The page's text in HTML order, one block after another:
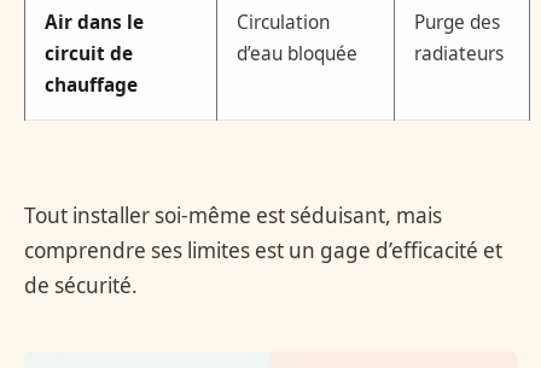
Air dans le
circuit de
chauffage
Circulation
d’eau bloquée
Purge des
radiateurs
Tout installer soi-même est séduisant, mais
comprendre ses limites est un gage d’efficacité et
de sécurité.